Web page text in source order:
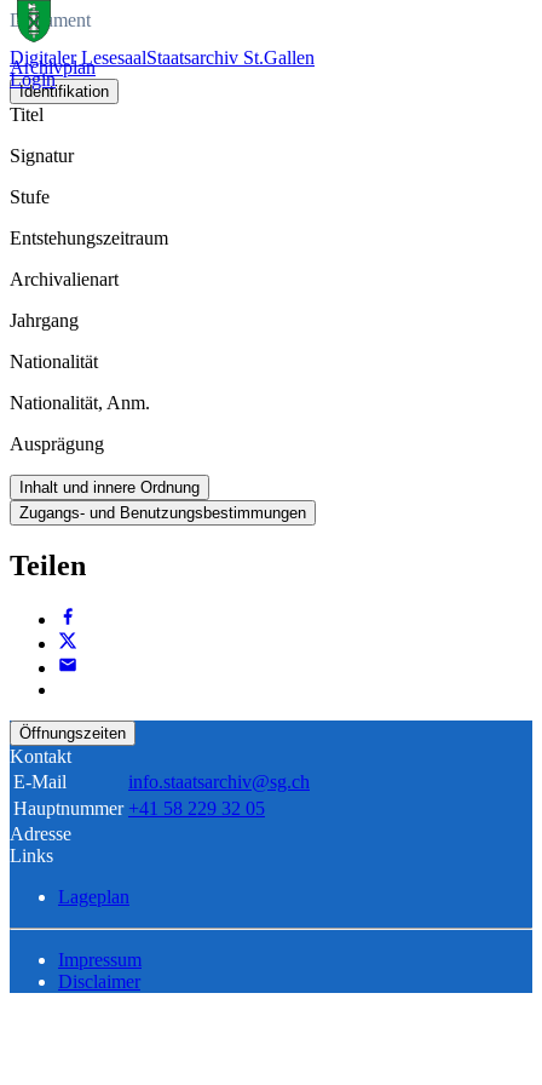
Digitaler LesesaalStaatsarchiv St.Gallen
Login
Dokument
Archivplan
Identifikation
Titel
Signatur
Stufe
Entstehungszeitraum
Archivalienart
Jahrgang
Nationalität
Nationalität, Anm.
Ausprägung
Inhalt und innere Ordnung
Zugangs- und Benutzungsbestimmungen
Teilen
Öffnungszeiten
Kontakt
E-Mail
info.staatsarchiv@sg.ch
Hauptnummer +41 58 229 32 05
Adresse
Links
Lageplan
Impressum
Disclaimer